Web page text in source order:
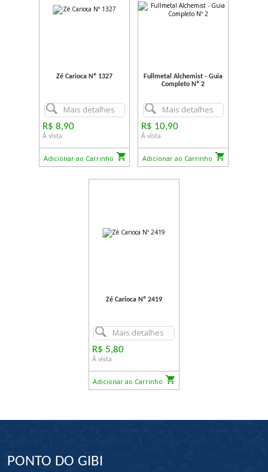
Zé Carioca Nº 1327
Mais detalhes
R$ 8,90
À vista
Adicionar ao Carrinho
Fullmetal Alchemist - Guia
Completo Nº 2
Mais detalhes
R$ 10,90
À vista
Adicionar ao Carrinho
Zé Carioca Nº 2419
Mais detalhes
R$ 5,80
À vista
Adicionar ao Carrinho
PONTO DO GIBI